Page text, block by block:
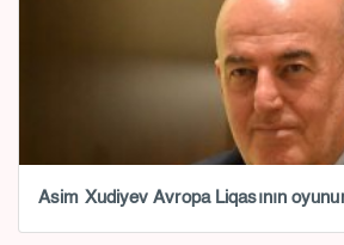
Asim Xudiyev Avropa Liqasının